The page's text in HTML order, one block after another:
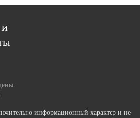
и
информационный характер и не